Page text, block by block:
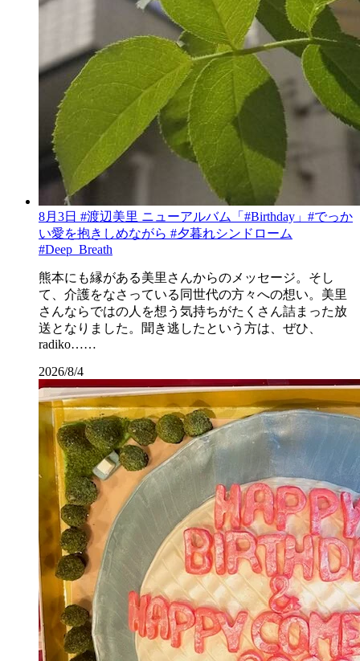
8月3日 #渡辺美里 ニューアルバム「#Birthday」#でっか
い愛を抱きしめながら #夕暮れシンドローム
#Deep_Breath
熊本にも縁がある美里さんからのメッセージ。そし
て、介護をなさっている同世代の方々への想い。美里
さんならではの人を想う気持ちがたくさん詰まった放
送となりました。聞き逃したという方は、ぜひ、
radiko……
2026/8/4